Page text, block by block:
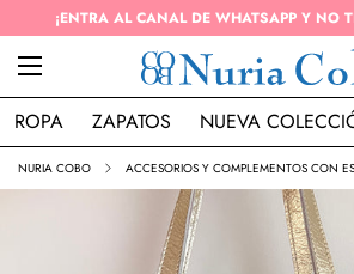
NADA! ENVÍO GRATIS EN
ROPA ZAPATOS NUEVA
NURIA COBO ACCESORIOS Y COMPLEMENTOS CON